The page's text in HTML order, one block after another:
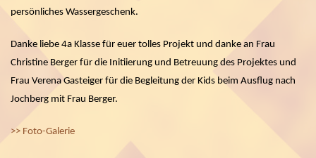
persönliches Wassergeschenk.
Danke liebe 4a Klasse für euer tolles Projekt und danke an Frau
Christine Berger für die Initiierung und Betreuung des Projektes und
Frau Verena Gasteiger für die Begleitung der Kids beim Ausflug nach
Jochberg mit Frau Berger.
>> Foto-Galerie